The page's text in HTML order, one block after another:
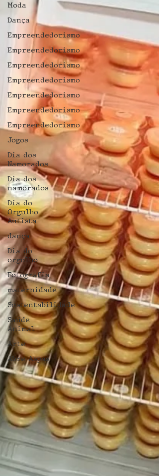
Moda
Dança
Empreendedorismo
Empreendedorismo
Empreendedorismo
Empreendedorismo
Empreendedorismo
Empreendedorismo
Empreendedorismo
Jogos
Dia dos
Namorados
Dia dos
namorados
Dia do
Orgulho
Autista
dança
Dia do
orgulho
Fotografia
maternidade
Sustentabilidade
Saúde
Animal
Arte
Abre Aspas